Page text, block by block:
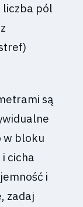
liczba pól
są
w bloku
cicha
i
zadaj